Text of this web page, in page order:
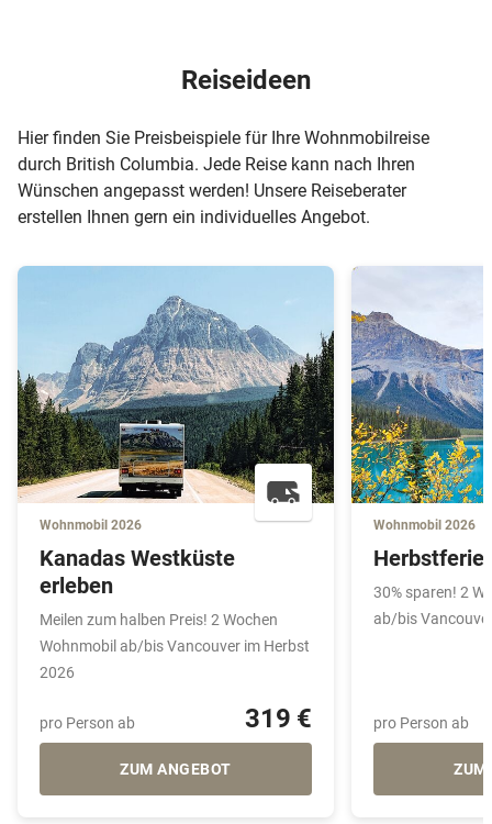
Reiseideen
Hier finden Sie Preisbeispiele für Ihre Wohnmobilreise
durch British Columbia. Jede Reise kann nach Ihren
Wünschen angepasst werden! Unsere Reiseberater
erstellen Ihnen gern ein individuelles Angebot.
Wohnmobil 2026
Kanadas Westküste
erleben
Meilen zum halben Preis! 2 Wochen
Wohnmobil ab/bis Vancouver im Herbst
2026
pro Person ab 319 €
ZUM ANGEBOT
Wohnmobil 2026
30% sparen! 2
ab/bis
pro Person ab
ZUM